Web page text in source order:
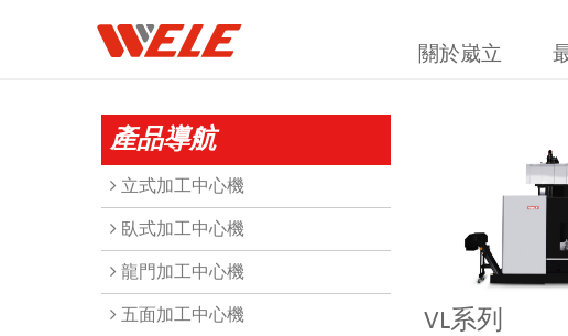
關於崴立
產品導航
立式加工中心機
臥式加工中心機
龍門加工中心機
五面加工中心機 VL系列